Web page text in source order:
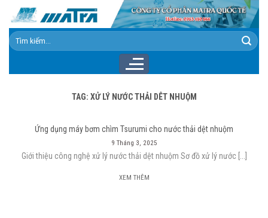
content
Tìm
kiếm:
TAG: XỬ LÝ NƯỚC THẢI DÊT NHUỘM
Ứng dụng máy bơm chìm Tsurumi cho nước thải dệt nhuộm
9 Tháng 3, 2025
Giới thiệu công nghệ xử lý nước thải dệt nhuộm Sơ đồ xử lý nước [...]
XEM THÊM